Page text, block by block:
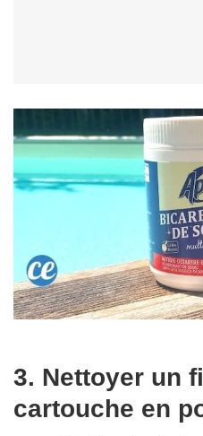
3. Nettoyer un
cartouche en